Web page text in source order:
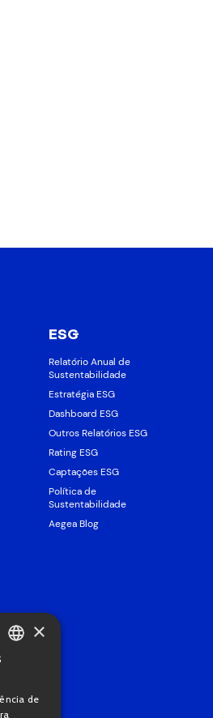
ESG
Relatório Anual de
Sustentabilidade
Estratégia ESG
Dashboard ESG
Outros Relatórios ESG
Rating ESG
Captações ESG
Política de
Sustentabilidade
Aegea Blog
×
de